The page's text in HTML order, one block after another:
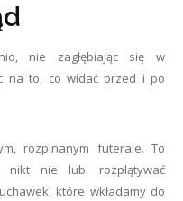
nie zagłębiając się w
na to, co widać przed i po
rozpinanym futerale. To
nikt nie lubi rozplątywać
które wkładamy do